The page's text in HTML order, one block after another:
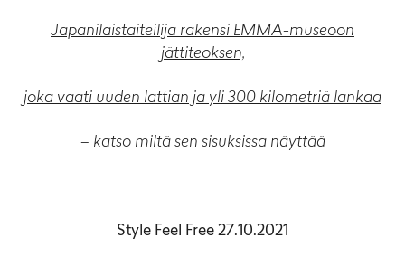
Japanilaistaiteilija rakensi EMMA-museoon
jättiteoksen,
joka vaati uuden lattian ja yli 300 kilometriä lankaa
– katso miltä sen sisuksissa näyttää
Style Feel Free 27.10.2021